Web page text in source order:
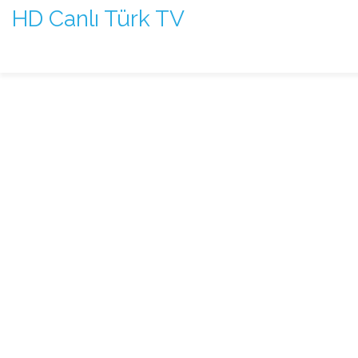
HD Canlı Türk TV